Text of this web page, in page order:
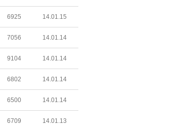
6925 14.01.15
7056 14.01.14
9104 14.01.14
6802 14.01.14
6500 14.01.14
6709 14.01.13